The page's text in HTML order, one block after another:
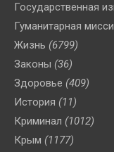
Государственная
Гуманитарная
Жизнь (6799)
Законы (36)
Здоровье (409)
История (11)
Криминал (1012)
Крым (1177)